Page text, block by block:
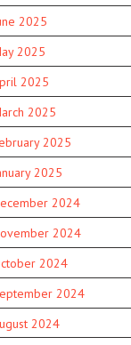
2025
2025
2025
2025
2025
2025
2024
2024
2024
2024
2024